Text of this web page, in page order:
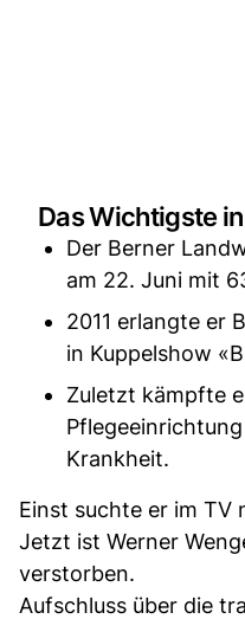
Das Wichtigste
Der Berner
am 22. Juni mit
2011 erlangte er
in Kuppelshow
Zuletzt kämpfte
Krankheit.
Einst suchte er im TV
Jetzt ist Werner
verstorben.
Aufschluss über die